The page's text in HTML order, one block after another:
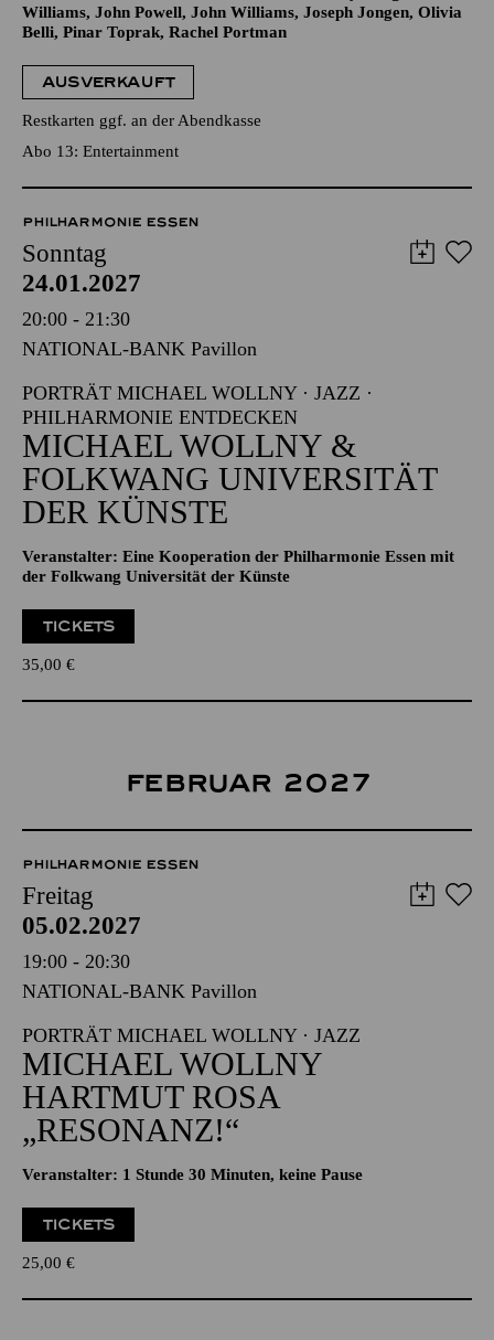
Williams, John Powell, John Williams, Joseph Jongen, Olivia
Belli, Pinar Toprak, Rachel Portman
AUSVERKAUFT
Restkarten ggf. an der Abendkasse
Abo 13: Entertainment
PHILHARMONIE ESSEN
Sonntag
24.01.2027
20:00 - 21:30
NATIONAL-BANK Pavillon
PORTRÄT MICHAEL WOLLNY · JAZZ ·
PHILHARMONIE ENTDECKEN
MICHAEL WOLLNY &
FOLKWANG UNIVERSITÄT
DER KÜNSTE
Veranstalter: Eine Kooperation der Philharmonie Essen mit
der Folkwang Universität der Künste
TICKETS
35,00 €
FEBRUAR 2027
PHILHARMONIE ESSEN
Freitag
05.02.2027
19:00 - 20:30
NATIONAL-BANK Pavillon
PORTRÄT MICHAEL WOLLNY · JAZZ
MICHAEL WOLLNY
HARTMUT ROSA
„RESONANZ!“
Veranstalter: 1 Stunde 30 Minuten, keine Pause
TICKETS
25,00 €